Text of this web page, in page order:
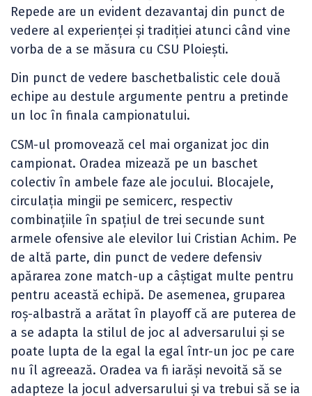
Repede are un evident dezavantaj din punct de
vedere al experienței și tradiției atunci când vine
vorba de a se măsura cu CSU Ploiești.
Din punct de vedere baschetbalistic cele două
echipe au destule argumente pentru a pretinde
un loc în finala campionatului.
CSM-ul promovează cel mai organizat joc din
campionat. Oradea mizează pe un baschet
colectiv în ambele faze ale jocului. Blocajele,
circulația mingii pe semicerc, respectiv
combinațiile în spațiul de trei secunde sunt
armele ofensive ale elevilor lui Cristian Achim. Pe
de altă parte, din punct de vedere defensiv
apărarea zone match-up a câștigat multe pentru
pentru această echipă. De asemenea, gruparea
roș-albastră a arătat în playoff că are puterea de
a se adapta la stilul de joc al adversarului și se
poate lupta de la egal la egal într-un joc pe care
nu îl agreează. Oradea va fi iarăși nevoită să se
adapteze la jocul adversarului și va trebui să se ia